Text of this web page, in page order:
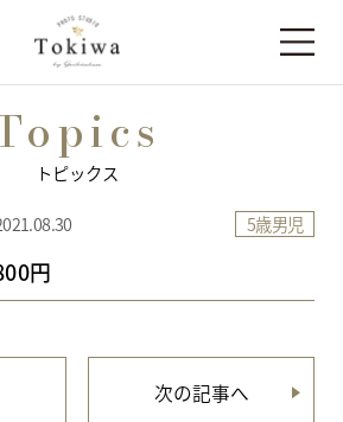
トピックス
5歳男児
円
次の記事へ